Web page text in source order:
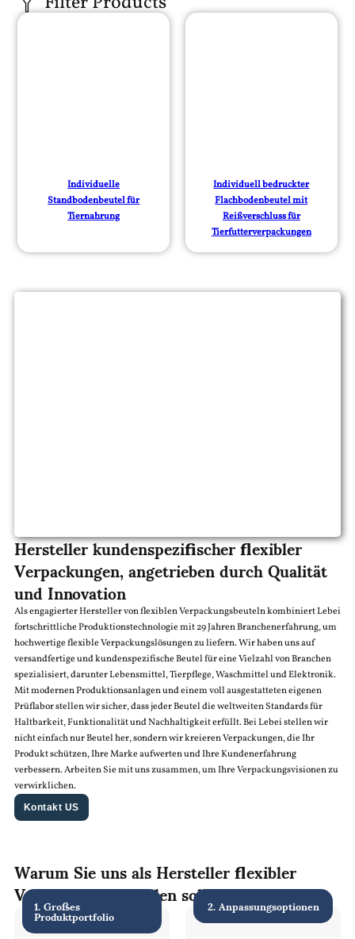
Individuelle
Standbodenbeutel für
Tiernahrung
Individuell bedruckter
Flachbodenbeutel mit
Reißverschluss für
Tierfutterverpackungen
Hersteller kundenspezifischer flexibler
Verpackungen, angetrieben durch Qualität
und Innovation
Als engagierter Hersteller von flexiblen Verpackungsbeuteln kombiniert Lebei
fortschrittliche Produktionstechnologie mit 29 Jahren Branchenerfahrung, um
hochwertige flexible Verpackungslösungen zu liefern. Wir haben uns auf
versandfertige und kundenspezifische Beutel für eine Vielzahl von Branchen
spezialisiert, darunter Lebensmittel, Tierpflege, Waschmittel und Elektronik.
Mit modernen Produktionsanlagen und einem voll ausgestatteten eigenen
Prüflabor stellen wir sicher, dass jeder Beutel die weltweiten Standards für
Haltbarkeit, Funktionalität und Nachhaltigkeit erfüllt. Bei Lebei stellen wir
nicht einfach nur Beutel her, sondern wir kreieren Verpackungen, die Ihr
Produkt schützen, Ihre Marke aufwerten und Ihre Kundenerfahrung
verbessern. Arbeiten Sie mit uns zusammen, um Ihre Verpackungsvisionen zu
verwirklichen.
Kontakt US
Warum Sie uns als Hersteller flexibler
Verpackungen wählen sollten
1. Großes
Produktportfolio 2. Anpassungsoptionen